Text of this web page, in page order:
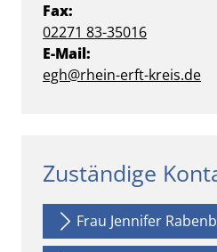
Fax:
02271 83-35016
E-Mail:
egh@rhein-erft-kreis.de
Zuständige
Frau Jennifer